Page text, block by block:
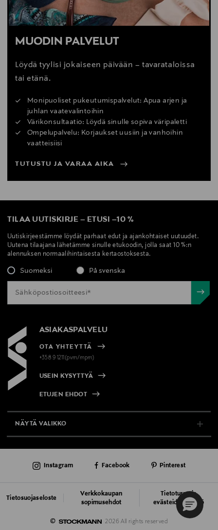
MUODIN PALVELUT
Löydä tyylisi jokaiseen päivään – tavarataloissa
tai etänä.
Monipuoliset pukeutumispalvelut: Apua arjen ja
juhlan vaatevalintoihin
Värikonsultaatio: Löydä sinulle sopiva väripaletti
Ompelupalvelu: Korjaukset uusiin ja vanhoihin
vaatteisiisi
TUTUSTU JA VARAA AIKA
TILAA UUTISKIRJE – ETUSI –10 %
Uutiskirjeestämme löydät parhaat edut ja ajankohtaiset uutuudet.
Uutena tilaajana lähetämme sinulle etukoodin, jolla saat 10 %:n
alennuksen normaalihintaisesta kertaostoksesta.
Suomeksi På svenska
ASIAKASPALVELU
OTA YHTEYTTÄ
+358 9 1211(pvm/mpm)
USEIN KYSYTTYÄ
ETUJEN EHDOT
NÄYTÄ VALIKKO
AJANKOHTAISTA
©
2026 All rights reserved
Tietosuojaseloste
Verkkokaupan
sopimusehdot
Tietoturva ja
evästeiden käyttö
Instagram Facebook Pinterest